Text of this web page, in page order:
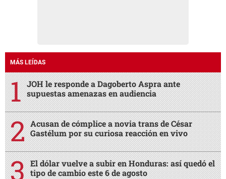
MÁS LEÍDAS
JOH le responde a Dagoberto Aspra ante
supuestas amenazas en audiencia
Acusan de cómplice a novia trans de César
Gastélum por su curiosa reacción en vivo
El dólar vuelve a subir en Honduras: así quedó el
tipo de cambio este 6 de agosto